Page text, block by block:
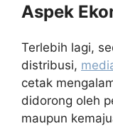
Aspek
Terlebih lagi,
distribusi,
cetak
didorong oleh
maupun